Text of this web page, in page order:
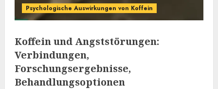
Psychologische Auswirkungen von Koffein
Koffein und Angststörungen:
Verbindungen,
Forschungsergebnisse,
Behandlungsoptionen